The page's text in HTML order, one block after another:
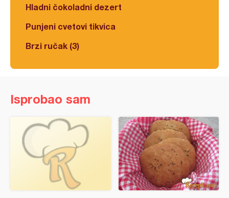
Hladni čokoladni dezert
Punjeni cvetovi tikvica
Brzi ručak (3)
Isprobao sam